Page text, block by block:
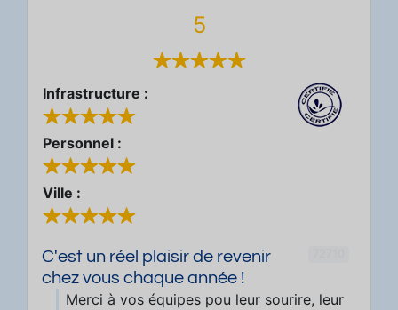
5
Infrastructure :
Personnel :
Ville :
C'est un réel plaisir de revenir
chez vous chaque année !
Merci à vos équipes pou leur sourire, leur